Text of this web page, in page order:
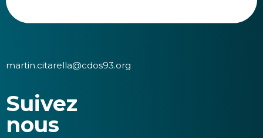
martin.citarella@cdos93.org
Suivez
nous